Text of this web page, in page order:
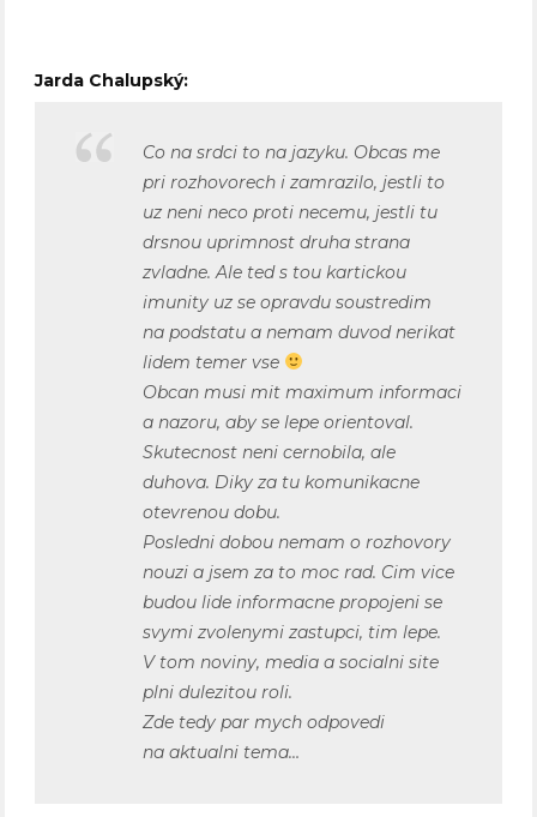
Jarda Chalupský:
Co na srdci to na jazyku. Obcas me
pri rozhovorech i zamrazilo, jestli to
uz neni neco proti necemu, jestli tu
drsnou uprimnost druha strana
zvladne. Ale ted s tou kartickou
imunity uz se opravdu soustredim
na podstatu a nemam duvod nerikat
lidem temer vse
Obcan musi mit maximum informaci
a nazoru, aby se lepe orientoval.
Skutecnost neni cernobila, ale
duhova. Diky za tu komunikacne
otevrenou dobu.
Posledni dobou nemam o rozhovory
nouzi a jsem za to moc rad. Cim vice
budou lide informacne propojeni se
svymi zvolenymi zastupci, tim lepe.
V tom noviny, media a socialni site
plni dulezitou roli.
Zde tedy par mych odpovedi
na aktualni tema…